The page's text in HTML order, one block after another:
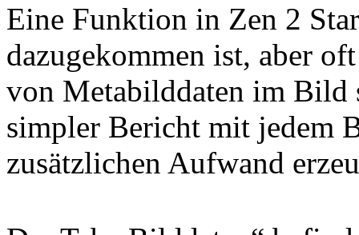
Eine Funktion in Zen 2
dazugekommen ist, aber
von Metabilddaten im Bild
simpler Bericht mit jedem
zusätzlichen Aufwand